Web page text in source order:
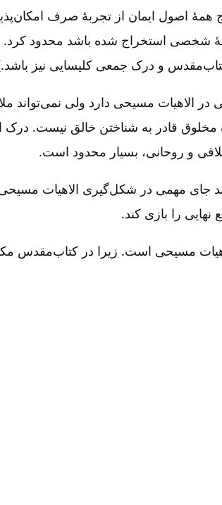
همۀ اصول ایمان از تجربۀ صرف
شخصی استخراج شده باشد محدود
و درک جمعی کلیسایی نیز
در الاهیات مسیحی دارد ولی نمی‌تواند
مخلوق قادر به شناختن خالق نیست.
و روحانی، بسیار محدود است.
جای مهمی در شکل‌گیری الاهیات
را بازی کند.
مسیحی است. زیرا در کتاب‌مقدس